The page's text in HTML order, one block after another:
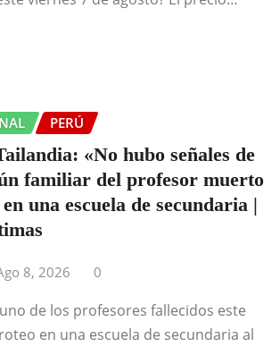
PERÚ
«No hubo señales de
familiar del profesor muerto
una escuela de secundaria |
8, 2026 0
de los profesores fallecidos este
en una escuela de secundaria al